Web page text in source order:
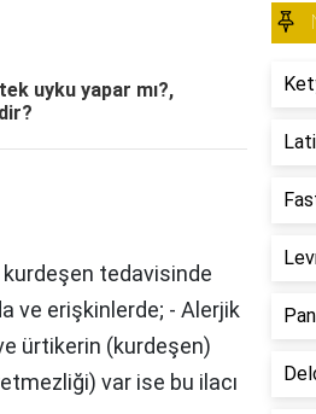
uyku yapar mı?,
kurdeşen tedavisinde
ve erişkinlerde; - Alerjik
ürtikerin (kurdeşen)
var ise bu ilacı